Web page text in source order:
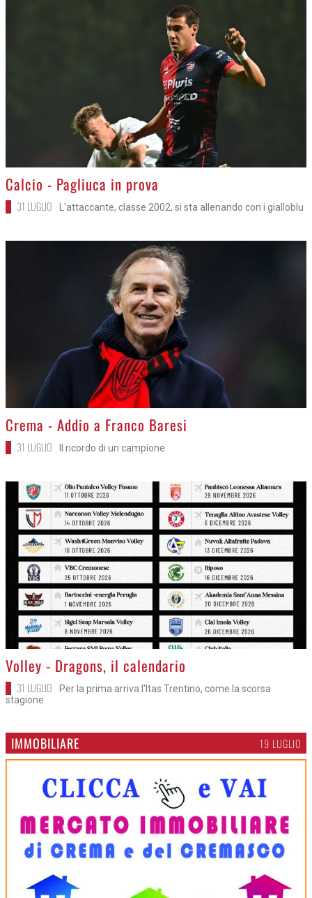
>
Calcio - Pagliuca in prova
31 LUGLIO L'attaccante, classe 2002, si sta allenando con i gialloblu
>
Crema - Addio a Franco Baresi
31 LUGLIO Il ricordo di un campione
>
Volley - Dragons, il calendario
31 LUGLIO
Per la prima arriva l'Itas Trentino, come la scorsa
stagione
IMMOBILIARE 19 LUGLIO